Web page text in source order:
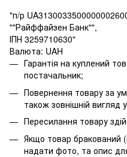
"п/р
""Райффайзен Банк"",
ІПН 3259710630"
Валюта: UAH
Гарантія на куплений
постачальник;
Повернення товару за
також зовнішній
Пересилання товару
Якщо товар бракований
надати фото, та опис